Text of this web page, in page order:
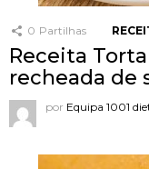
0 Partilhas
Receita
recheada de
por Equipa 1001